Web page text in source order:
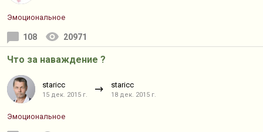
Эмоциональное
108 20971
Что за наваждение ?
staricc
15 дек. 2015 г.
staricc
18 дек. 2015 г.
Эмоциональное